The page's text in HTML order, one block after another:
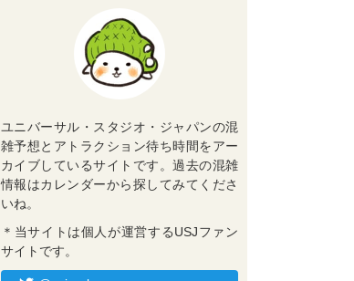
ユニバーサル・スタジオ・ジャパンの混
雑予想とアトラクション待ち時間をアー
カイブしているサイトです。過去の混雑
情報はカレンダーから探してみてくださ
いね。
＊当サイトは個人が運営するUSJファン
サイトです。